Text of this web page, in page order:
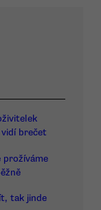
brečet
prožíváme
tak jinde